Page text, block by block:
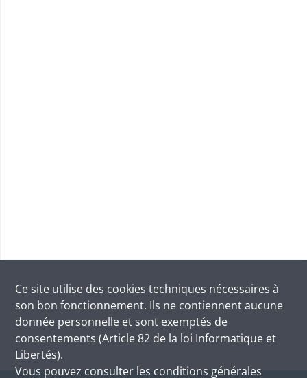
Ce site utilise des cookies techniques nécessaires à
son bon fonctionnement. Ils ne contiennent aucune
donnée personnelle et sont exemptés de
consentements (Article 82 de la loi Informatique et
Libertés).
Vous pouvez consulter les conditions générales